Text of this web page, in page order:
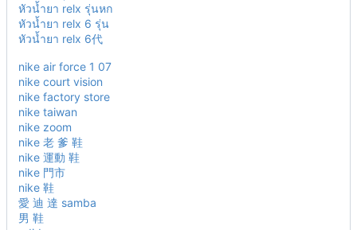
หัวน้ำยา relx รุ่นหก
หัวน้ำยา relx 6 รุ่น
หัวน้ำยา relx 6代
nike air force 1 07
nike court vision
nike factory store
nike taiwan
nike zoom
nike 老 爹 鞋
nike 運動 鞋
nike 門市
nike 鞋
愛 迪 達 samba
男 鞋